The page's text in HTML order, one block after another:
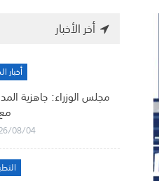
أخر الأخبار
أخبار
مجلس الوزراء: جاهزية
08/04